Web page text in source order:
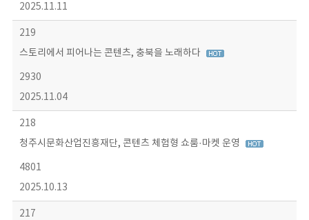
2025.11.11
219
스토리에서 피어나는 콘텐츠, 충북을 노래하다
2930
2025.11.04
218
청주시문화산업진흥재단, 콘텐츠 체험형 쇼룸·마켓 운영
4801
2025.10.13
217